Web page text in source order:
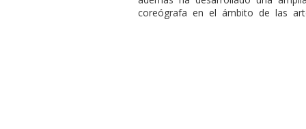
coreógrafa en el ámbito de las